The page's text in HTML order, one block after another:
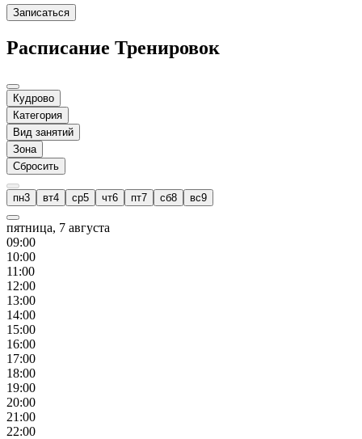
Записаться
Расписание Тренировок
Кудрово
Категория
Вид занятий
Зона
Сбросить
пн3 вт4 ср5 чт6 пт7 сб8 вс9
пятница, 7 августа
09:00
10:00
11 :00
12:00
13:00
14:00
15:00
16:00
17:00
18:00
19:00
20:00
21 :00
22:00